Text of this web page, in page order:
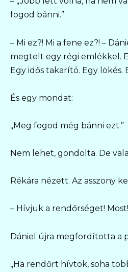
fogod bánni.”
– Mi ez?! Mi a fene ez?! –
megtelt egy régi emlékkel.
Egy idős takarító. Egy
És egy mondat:
„Meg fogod még bánni ezt.”
Nem lehet, gondolta. De
Rékára nézett. Az asszony
– Hívjuk a rendőrséget! Most!
Dániel újra megfordította a
„Ha rendőrt hívtok, soha